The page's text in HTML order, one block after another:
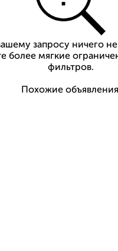
запросу ничего
более мягкие
фильтров.
Похожие